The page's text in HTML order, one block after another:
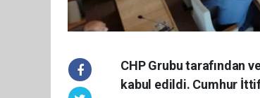
CHP Grubu tarafından
kabul edildi. Cumhur